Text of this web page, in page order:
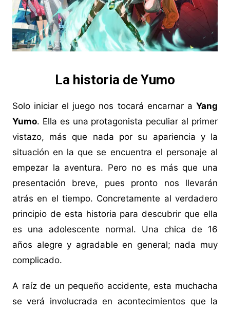
La historia de Yumo
Solo iniciar el juego nos tocará encarnar aYang
Yumo. Ella es una protagonista peculiar al primer
vistazo, más que nada por su apariencia y la
situación en la que se encuentra el personaje al
empezar la aventura. Pero no es más que una
presentación breve, pues pronto nos llevarán
atrás en el tiempo. Concretamente al verdadero
principio de esta historia para descubrir que ella
es una adolescente normal. Una chica de 16
años alegre y agradable en general; nada muy
complicado.
A raíz de un pequeño accidente, esta muchacha
se verá involucrada en acontecimientos que la